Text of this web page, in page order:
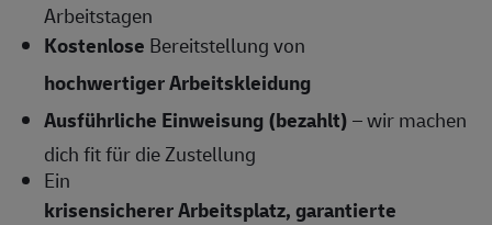
Arbeitstagen
Kostenlose Bereitstellung von
hochwertiger Arbeitskleidung
Ausführliche Einweisung (bezahlt)– wir machen
dich fit für die Zustellung
Ein
krisensicherer Arbeitsplatz, garantierte